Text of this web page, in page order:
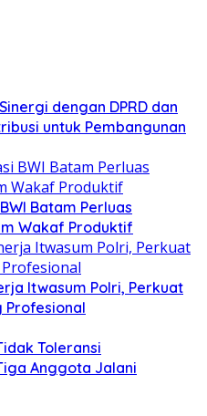
dengan DPRD dan
untuk Pembangunan
Batam Perluas
Wakaf Produktif
Itwasum Polri, Perkuat
Profesional
Toleransi
Anggota Jalani